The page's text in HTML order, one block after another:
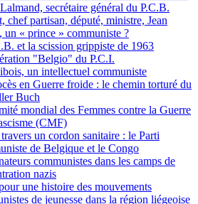
secrétaire général du P.C.B.
chef partisan, député, ministre, Jean
un « prince » communiste ?
et la scission grippiste de 1963
"Belgio" du P.C.I.
un intellectuel communiste
en Guerre froide : le chemin torturé du
Buch
mondial des Femmes contre la Guerre
(CMF)
un cordon sanitaire : le Parti
de Belgique et le Congo
communistes dans les camps de
nazis
une histoire des mouvements
de jeunesse dans la région liégeoise